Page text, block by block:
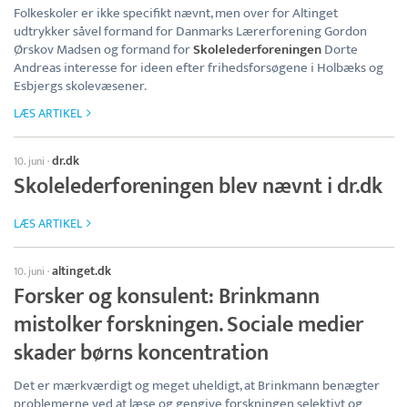
Folkeskoler er ikke specifikt nævnt, men over for Altinget
udtrykker såvel formand for Danmarks Lærerforening Gordon
Ørskov Madsen og formand forSkolelederforeningenDorte
Andreas interesse for ideen efter frihedsforsøgene i Holbæks og
Esbjergs skolevæsener.
LÆS ARTIKEL
10. juni ·dr.dk
Skolelederforeningen blev nævnt i dr.dk
LÆS ARTIKEL
10. juni ·altinget.dk
Forsker og konsulent: Brinkmann
mistolker forskningen. Sociale medier
skader børns koncentration
Det er mærkværdigt og meget uheldigt, at Brinkmann benægter